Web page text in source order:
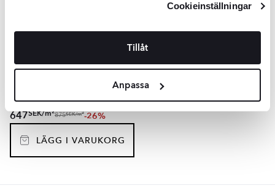
Cookieinställningar
Tillåt
Anpassa
KLEB1025
Material:Keramik
647SEK/m2
875SEK/m2-26%
LÄGG I VARUKORG